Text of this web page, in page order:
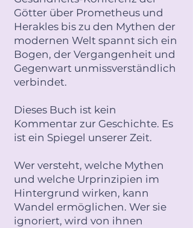
Götter über Prometheus und
Herakles bis zu den Mythen der
modernen Welt spannt sich ein
Bogen, der Vergangenheit und
Gegenwart unmissverständlich
verbindet.
Dieses Buch ist kein
Kommentar zur Geschichte. Es
ist ein Spiegel unserer Zeit.
Wer versteht, welche Mythen
und welche Urprinzipien im
Hintergrund wirken, kann
Wandel ermöglichen. Wer sie
ignoriert, wird von ihnen